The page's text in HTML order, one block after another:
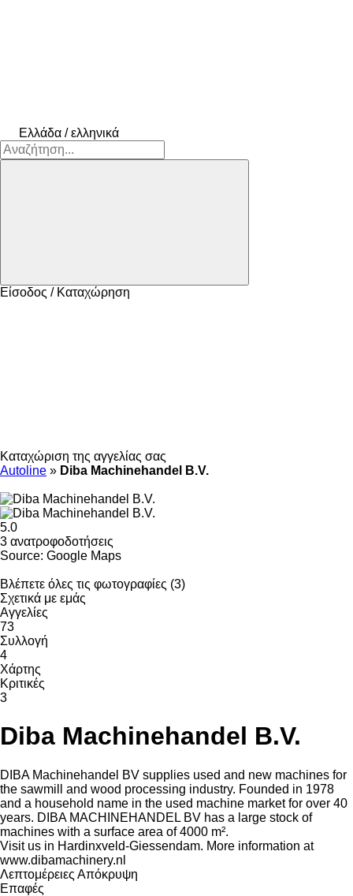
Ελλάδα / ελληνικά
Είσοδος / Καταχώρηση
Καταχώριση της αγγελίας σας
Autoline » Diba Machinehandel B.V.
5.0
3 ανατροφοδοτήσεις
Source: Google Maps
Βλέπετε όλες τις φωτογραφίες (3)
Σχετικά με εμάς
Αγγελίες
73
Συλλογή
4
Χάρτης
Κριτικές
3
Diba Machinehandel B.V.
DIBA Machinehandel BV supplies used and new machines for
the sawmill and wood processing industry. Founded in 1978
and a household name in the used machine market for over 40
years. DIBA MACHINEHANDEL BV has a large stock of
machines with a surface area of ​​4000 m².
Visit us in Hardinxveld-Giessendam. More information at
www.dibamachinery.nl
Λεπτομέρειες Απόκρυψη
Επαφές